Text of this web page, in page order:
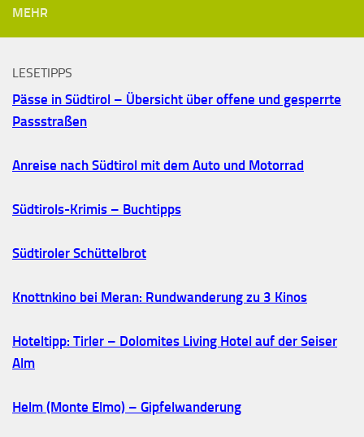
MEHR
LESETIPPS
Pässe in Südtirol – Übersicht über offene und gesperrte
Passstraßen
Anreise nach Südtirol mit dem Auto und Motorrad
Südtirols-Krimis – Buchtipps
Südtiroler Schüttelbrot
Knottnkino bei Meran: Rundwanderung zu 3 Kinos
Hoteltipp: Tirler – Dolomites Living Hotel auf der Seiser
Alm
Helm (Monte Elmo) – Gipfelwanderung